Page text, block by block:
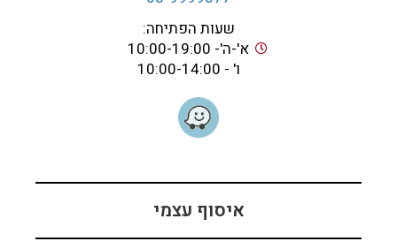
שעות הפתיחה:
א'-ה'- 10:00-19:00
ו' - 10:00-14:00
איסוף עצמי